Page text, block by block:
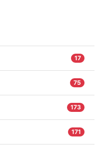
17
75
173
171